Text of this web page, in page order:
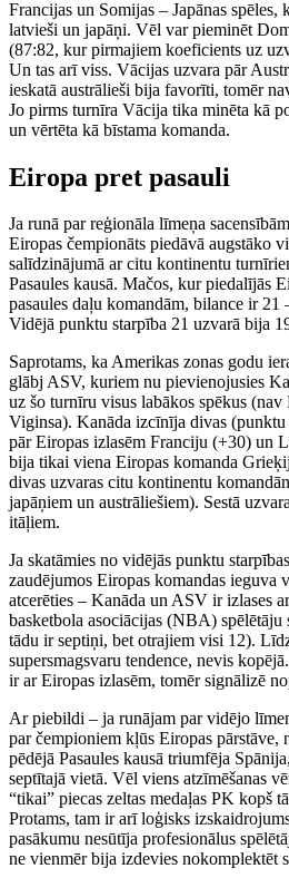
Francijas un Somijas – Japānas
latvieši un japāņi. Vēl var pieminēt
(87:82, kur pirmajiem koeficients uz
Un tas arī viss. Vācijas uzvara pār
ieskatā austrālieši bija favorīti, tomēr
Jo pirms turnīra Vācija tika minēta kā
un vērtēta kā bīstama komanda.
Eiropa pret pasauli
Ja runā par reģionāla līmeņa
Eiropas čempionāts piedāvā augstāko
salīdzinājumā ar citu kontinentu
Pasaules kausā. Mačos, kur piedalījās
pasaules daļu komandām, bilance ir 21
Vidējā punktu starpība 21 uzvarā bija
Saprotams, ka Amerikas zonas godu
glābj ASV, kuriem nu pievienojusies
uz šo turnīru visus labākos spēkus
Viginsa). Kanāda izcīnīja divas (punktu
pār Eiropas izlasēm Franciju (+30) un
bija tikai viena Eiropas komanda
divas uzvaras citu kontinentu
japāņiem un austrāliešiem). Sestā
itāļiem.
Ja skatāmies no vidējās punktu
zaudējumos Eiropas komandas ieguva
atcerēties – Kanāda un ASV ir izlases
basketbola asociācijas (NBA)
tādu ir septiņi, bet otrajiem visi 12).
supersmagsvaru tendence, nevis
ir ar Eiropas izlasēm, tomēr signālizē
Ar piebildi – ja runājam par vidējo
par čempioniem kļūs Eiropas pārstāve,
pēdējā Pasaules kausā triumfēja
septītajā vietā. Vēl viens atzīmēšanas
“tikai” piecas zeltas medaļas PK kopš
Protams, tam ir arī loģisks
pasākumu nesūtīja profesionālus
ne vienmēr bija izdevies nokomplektēt